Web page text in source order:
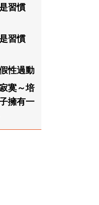
習慣
習慣
性過動
寞～培
擁有一